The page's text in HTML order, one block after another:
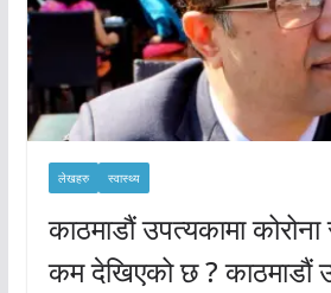
लेखहरु स्वास्थ्य
काठमाडौं उपत्यकामा
कम देखिएको छ ? काठमाडौं